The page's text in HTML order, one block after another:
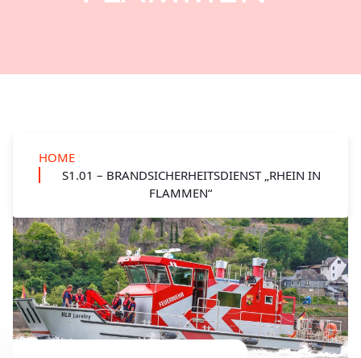
HOME
S1.01 – BRANDSICHERHEITSDIENST „RHEIN IN
FLAMMEN“